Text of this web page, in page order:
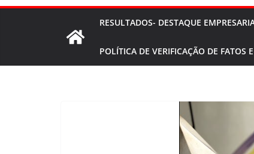
RESULTADOS- DESTAQUE
POLÍTICA DE VERIFICAÇÃO DE FATOS